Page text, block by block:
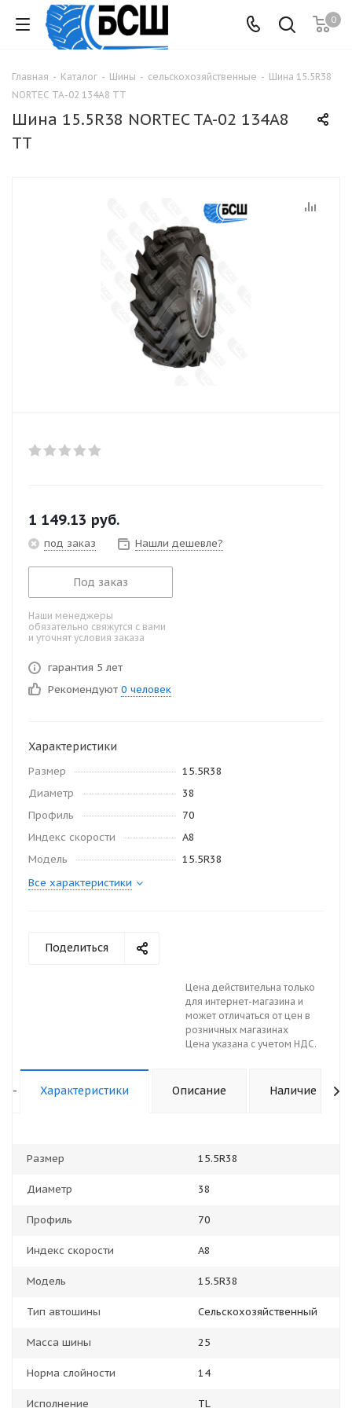
0
Главная - Каталог - Шины - сельскохозяйственные - Шина 15.5R38
NORTEC TA-02 134А8 ТТ
Шина 15.5R38 NORTEC TA-02 134А8
ТТ
1 149.13 руб.
под заказ Нашли дешевле?
Под заказ
Наши менеджеры
обязательно свяжутся с вами
и уточнят условия заказа
гарантия 5 лет
Рекомендуют 0 человек
Характеристики
Размер
15.5R38
Диаметр
38
Профиль
70
Индекс скорости
A8
Модель
15.5R38
Все характеристики
Поделиться
Цена действительна только
для интернет-магазина и
может отличаться от цен в
розничных магазинах
Цена указана с учетом НДС.
- Характеристики Описание Наличие
Размер 15.5R38
Диаметр 38
Профиль 70
Индекс скорости A8
Модель 15.5R38
Тип автошины Сельскохозяйственный
Масса шины 25
Норма слойности 14
Исполнение TL